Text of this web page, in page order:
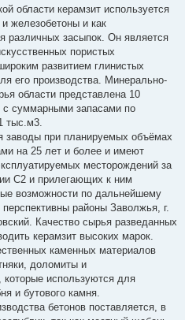
области керамзит используется
железобетоны и как
различных засыпок. Он является
пористых
развитием глинистых
его производства. Минерально-
области представлена 10
суммарными запасами по
тыс.м3.
при планируемых объёмах
на 25 лет и более и имеют
месторождений за
С2 и прилегающих к ним
возможности по дальнейшему
районы Заволжья, г.
Качество сырья разведанных
керамзит высоких марок.
каменных материалов
доломиты и
которые используются для
и бутового камня.
бетонов поставляется, в